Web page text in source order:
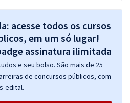
acesse todos os cursos
em um só lugar!
e seu bolso. São mais de 25
de concursos públicos, com
edital.